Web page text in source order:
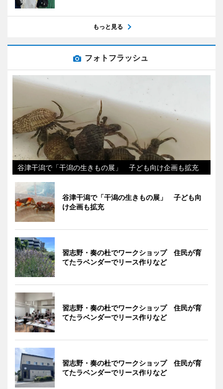
もっと見る
フォトフラッシュ
谷津干潟で「干潟の生きもの展」 子ども向け企画も拡充
谷津干潟で「干潟の生きもの展」 子ども向
け企画も拡充
習志野・奏の杜でワークショップ 住民が育
てたラベンダーでリース作りなど
習志野・奏の杜でワークショップ 住民が育
てたラベンダーでリース作りなど
習志野・奏の杜でワークショップ 住民が育
てたラベンダーでリース作りなど